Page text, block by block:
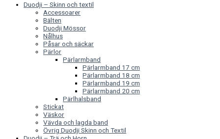
Duodji – Skinn och textil
Accessoarer
Bälten
Duodji Mössor
Nålhus
Påsar och säckar
Pärlor
Pärlarmband
Pärlarmband 17 cm
Pärlarmband 18 cm
Pärlarmband 19 cm
Pärlarmband 20 cm
Pärlhalsband
Stickat
Väskor
Vävda och lagda band
Övrig Duodji Skinn och Textil